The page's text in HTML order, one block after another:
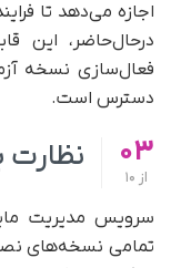
اجازه می‌دهد تا
در‌حال‌حاضر، این
دسترس است.
03
از
نظارت
سرویس مدیریت
تمامی نسخه‌های